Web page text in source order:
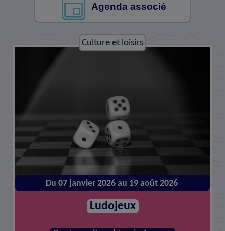
Agenda associé
Culture et loisirs
Du 07 janvier 2026 au 19 août 2026
Ludojeux
Culture et loisirs
Du 14 janvier 2026 au 26 août 2026
Atelier de réparations